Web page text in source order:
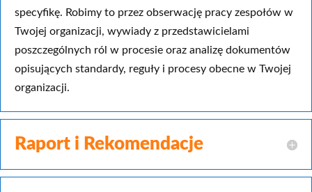
specyfikę. Robimy to przez obserwację pracy zespołów w
Twojej organizacji, wywiady z przedstawicielami
poszczególnych ról w procesie oraz analizę dokumentów
opisujących standardy, reguły i procesy obecne w Twojej
organizacji.
Raport i Rekomendacje